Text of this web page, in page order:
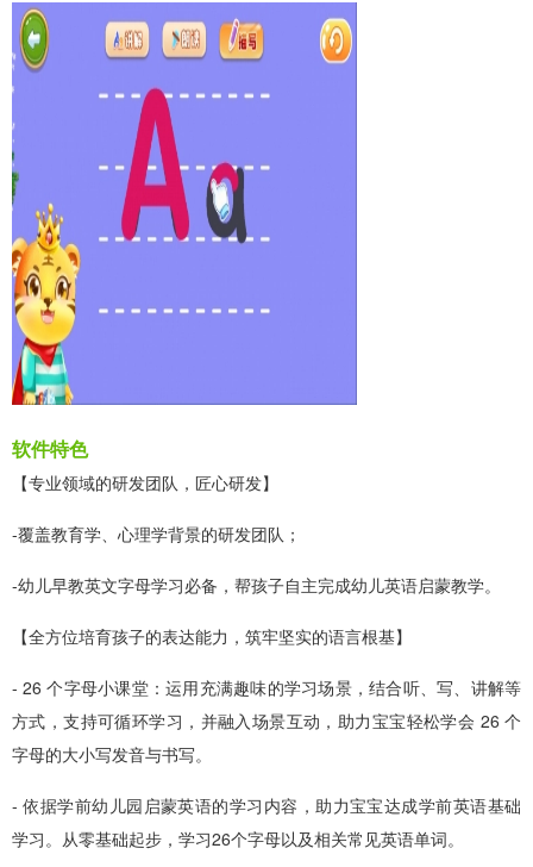
软件特色
【专业领域的研发团队，匠心研发】
-覆盖教育学、心理学背景的研发团队；
-幼儿早教英文字母学习必备，帮孩子自主完成幼儿英语启蒙教学。
【全方位培育孩子的表达能力，筑牢坚实的语言根基】
- 26 个字母小课堂：运用充满趣味的学习场景，结合听、写、讲解等
方式，支持可循环学习，并融入场景互动，助力宝宝轻松学会 26 个
字母的大小写发音与书写。
- 依据学前幼儿园启蒙英语的学习内容，助力宝宝达成学前英语基础
学习。从零基础起步，学习26个字母以及相关常见英语单词。